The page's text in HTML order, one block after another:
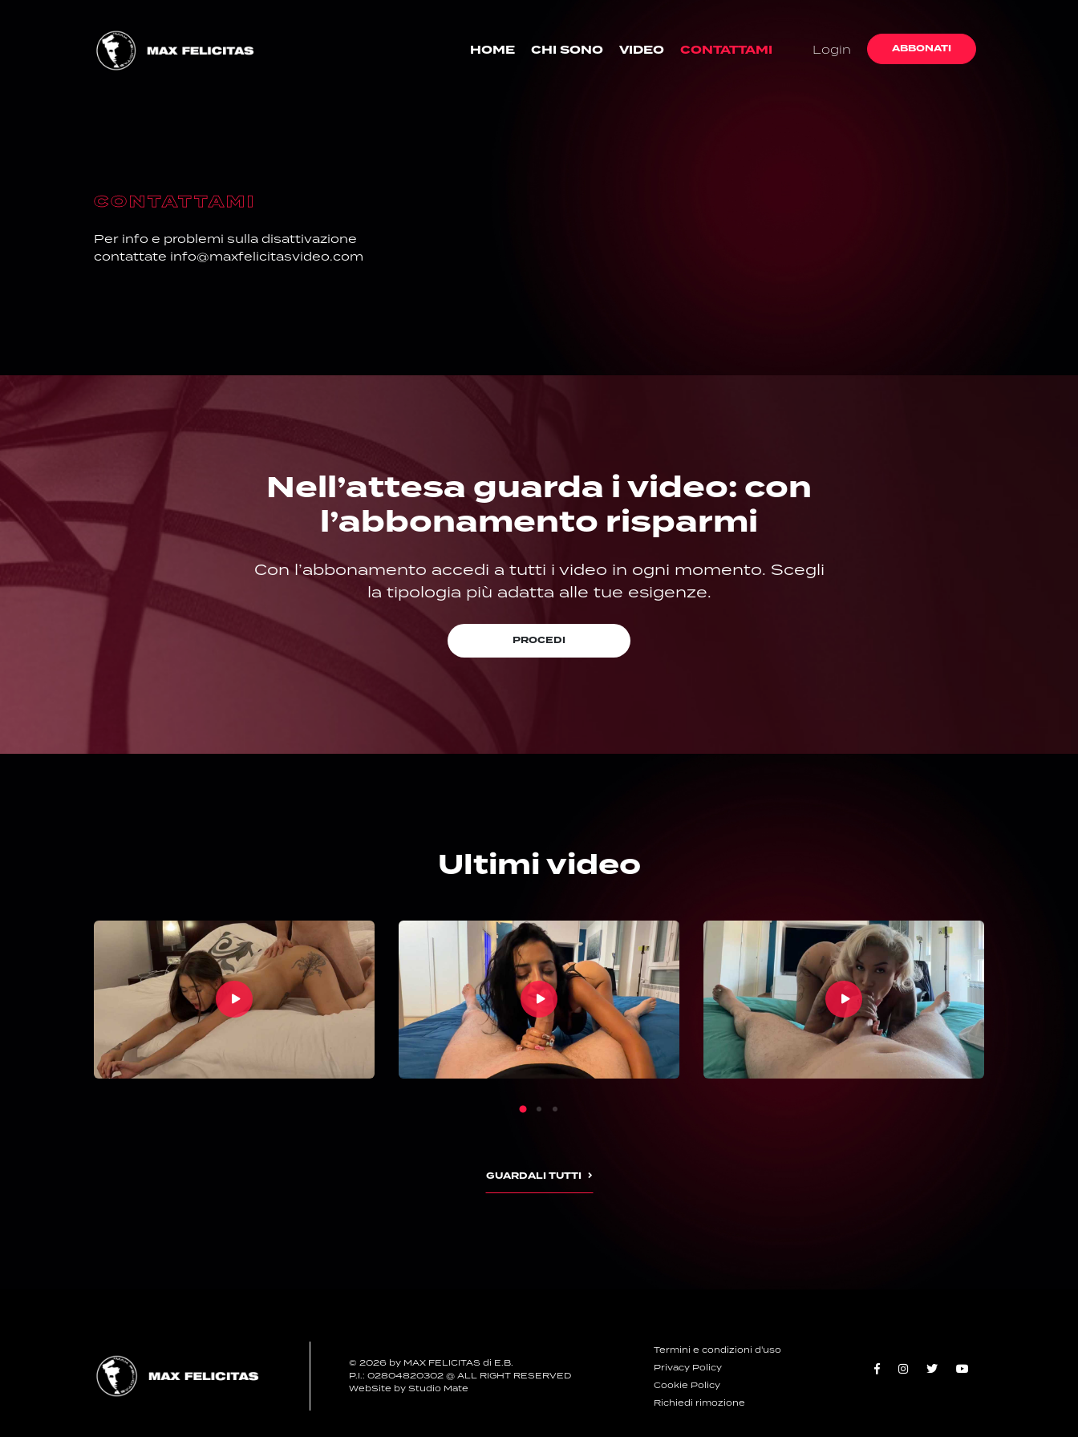
HOME CHI SONO VIDEO CONTATTAMI Login ABBONATI
CONTATTAMI
Per info e problemi sulla disattivazione
contattate info@maxfelicitasvideo.com
Nell’attesa guarda i video: con
l’abbonamento risparmi
Con l’abbonamento accedi a tutti i video in ogni momento. Scegli
la tipologia più adatta alle tue esigenze.
PROCEDI
Ultimi video
GUARDALI TUTTI
© 2026 by MAX FELICITAS di E.B.
P.I.: 02804820302 @ ALL RIGHT RESERVED
WebSite byStudio Mate
Termini e condizioni d'uso
Privacy Policy
Cookie Policy
Richiedi rimozione